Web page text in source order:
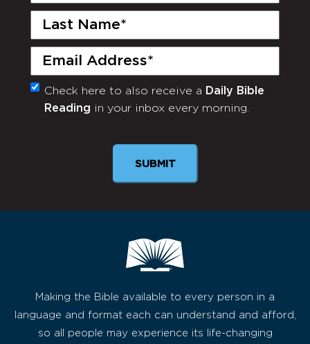
Last
Email
(Required)
Monthly
Newsletter
Check here to also receive a Daily Bible
Reading in your inbox every morning.
Making the Bible available to every person in a
language and format each can understand and afford,
so all people may experience its life-changing